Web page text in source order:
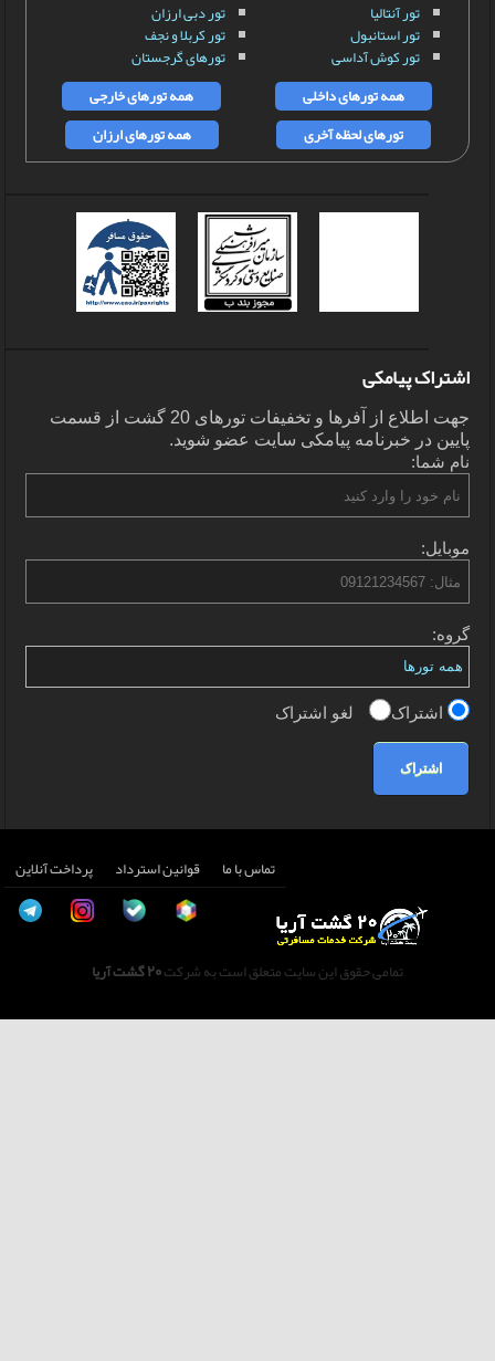
تور آنتالیا
تور استانبول
تور کوش آداسی
تور دبی ارزان
تور کربلا و نجف
تورهای گرجستان
همه تورهای داخلی
همه تورهای خارجی
تورهای لحظه آخری
همه تورهای ارزان
اشتراک پیامکی
جهت اطلاع از آفرها و تخفیفات تورهای 20 گشت از قسمت
پایین در خبرنامه پیامکی سایت عضو شوید.
نام شما:
موبایل:
گروه:
اشتراک لغو اشتراک
اشتراک
تماس با ما قوانین استرداد پرداخت آنلاین
تمامی حقوق این سایت متعلق است به شرکت20 گشت آریا